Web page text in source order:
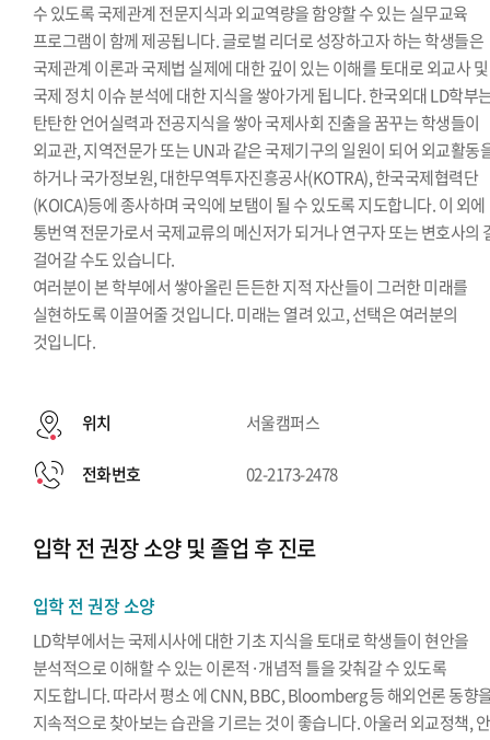
수 있도록 국제관계 전문지식과 외교역량을 함양할 수 있는 실무교육
프로그램이 함께 제공됩니다. 글로벌 리더로 성장하고자 하는 학생들은
국제관계 이론과 국제법 실제에 대한 깊이 있는 이해를 토대로 외교사 및
국제 정치 이슈 분석에 대한 지식을 쌓아가게 됩니다. 한국외대 LD학부
탄탄한 언어실력과 전공지식을 쌓아 국제사회 진출을 꿈꾸는 학생들이
외교관, 지역전문가 또는 UN과 같은 국제기구의 일원이 되어 외교활동
하거나 국가정보원, 대한무역투자진흥공사(KOTRA), 한국국제협력단
(KOICA)등에 종사하며 국익에 보탬이 될 수 있도록 지도합니다. 이 외에
통번역 전문가로서 국제교류의 메신저가 되거나 연구자 또는 변호사의
걸어갈 수도 있습니다.
여러분이 본 학부에서 쌓아올린 든든한 지적 자산들이 그러한 미래를
실현하도록 이끌어줄 것입니다. 미래는 열려 있고, 선택은 여러분의
것입니다.
위치 서울캠퍼스
전화번호 02-2173-2478
입학 전 권장 소양 및 졸업 후 진로
입학 전 권장 소양
LD학부에서는 국제시사에 대한 기초 지식을 토대로 학생들이 현안을
분석적으로 이해할 수 있는 이론적·개념적 틀을 갖춰갈 수 있도록
지도합니다. 따라서 평소 에 CNN, BBC, Bloomberg 등 해외언론 동향
지속적으로 찾아보는 습관을 기르는 것이 좋습니다. 아울러 외교정책,